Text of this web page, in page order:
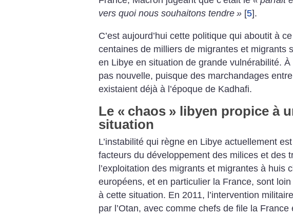
vers quoi nous souhaitons tendre » [5].
C’est aujourd’hui cette politique qui aboutit à
centaines de milliers de migrantes et migrants
en Libye en situation de grande vulnérabilité. À
pas nouvelle, puisque des marchandages
existaient déjà à l’époque de Kadhafi.
Le « chaos » libyen propice à
situation
L’instabilité qui règne en Libye actuellement
facteurs du développement des milices et des
l’exploitation des migrants et migrantes à huis
européens, et en particulier la France, sont loin
à cette situation. En 2011, l’intervention
par l’Otan, avec comme chefs de file la France